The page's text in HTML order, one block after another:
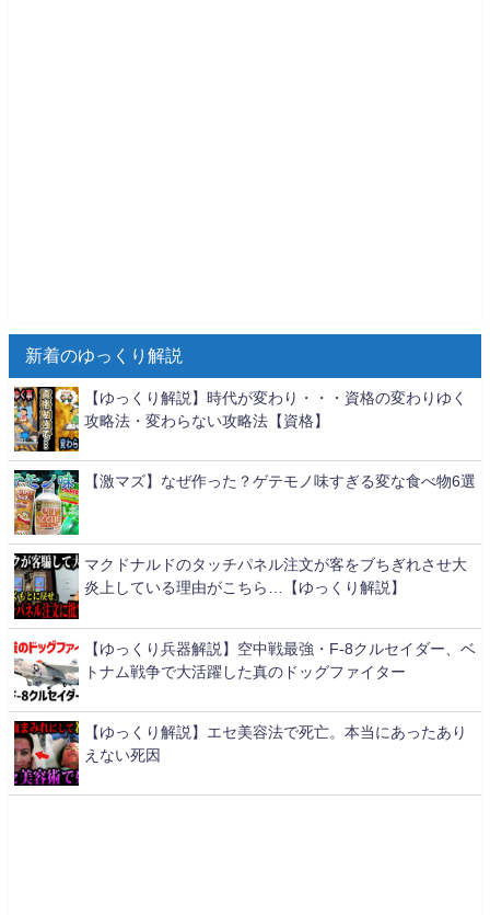
新着のゆっくり解説
【ゆっくり解説】時代が変わり・・・資格の変わりゆく
攻略法・変わらない攻略法【資格】
【激マズ】なぜ作った？ゲテモノ味すぎる変な食べ物6選
マクドナルドのタッチパネル注文が客をブちぎれさせ大
炎上している理由がこちら…【ゆっくり解説】
【ゆっくり兵器解説】空中戦最強・F-8クルセイダー、ベ
トナム戦争で大活躍した真のドッグファイター
【ゆっくり解説】エセ美容法で死亡。本当にあったあり
えない死因